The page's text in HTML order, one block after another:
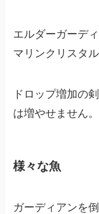
エルダーガーデ
マリンクリスタ
ドロップ増加の
は増やせません。
様々な魚
ガーディアンを